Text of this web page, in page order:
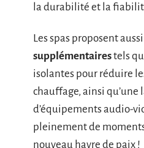
la durabilité et la
Les spas proposent
supplémentairestels
isolantes pour réduire
chauffage, ainsi qu’une
d’équipements audio-
pleinement de
nouveau havre de paix !